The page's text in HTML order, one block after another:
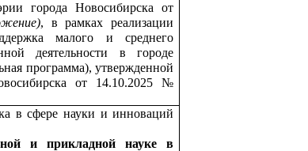
города Новосибирска от
, в рамках реализации
малого и среднего
деятельности в городе
программа), утвержденной
от 14.10.2025 №
в сфере науки и инноваций
и прикладной наукев